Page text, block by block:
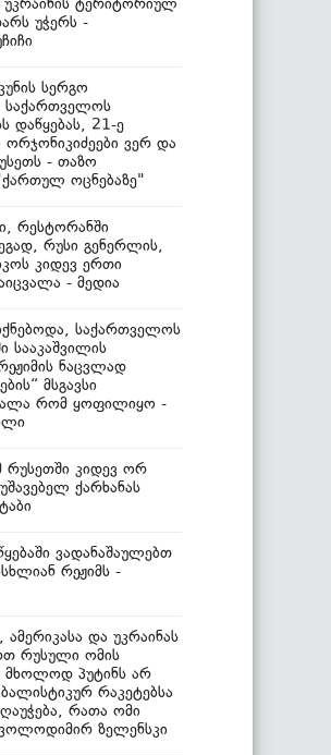
უჭერს -
სერგო
საქართველოს
დაწყებას, 21-ე
ორჯონიკიძეები ვერ და
- თაზო
ოცნებაზე"
რესტორანში
რუსი გენერლის,
კიდევ ერთი
- მედია
საქართველოს
სააკაშვილის
ნაცვლად
მსგავსი
რომ ყოფილიყო -
რუსეთში კიდევ ორ
ქარხანას
ვადანაშაულებთ
რეჟიმს -
ამერიკასა და უკრაინას
რუსული ომის
მხოლოდ პუტინს არ
რაკეტებსა
რათა ომი
ზელენსკი